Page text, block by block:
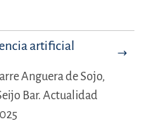
artificial
Anguera de Sojo,
Bar. Actualidad